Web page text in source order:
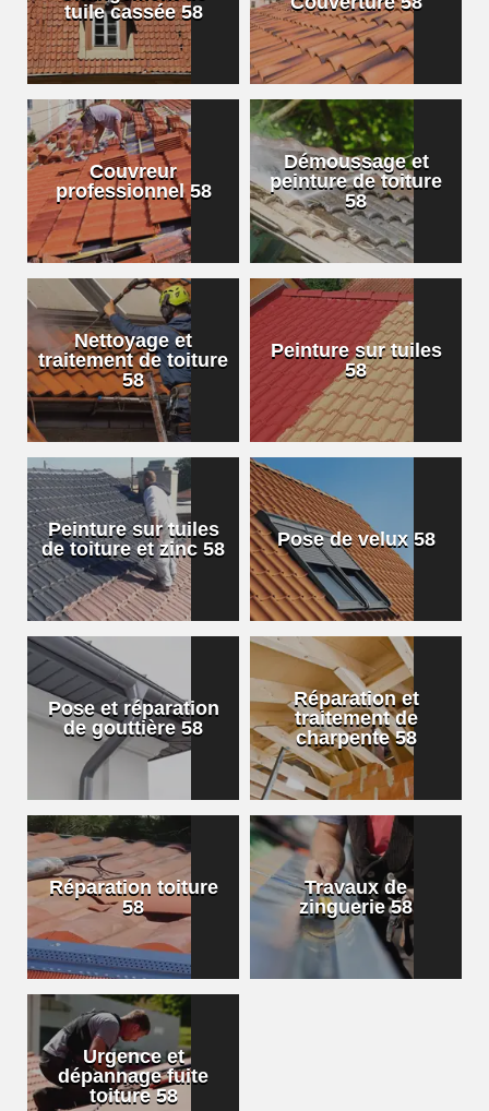
tuile cassée 58
Couvreur
professionnel 58
Démoussage et
peinture de toiture
58
Nettoyage et
traitement de toiture
58
Peinture sur tuiles
58
Peinture sur tuiles
de toiture et zinc 58
Pose de velux 58
Pose et réparation
de gouttière 58
Réparation et
traitement de
charpente 58
Réparation toiture
58
Travaux de
zinguerie 58
Urgence et
dépannage fuite
toiture 58